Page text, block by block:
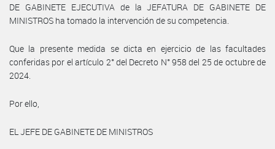
DE GABINETE EJECUTIVA de la JEFATURA DE GABINETE DE
MINISTROS ha tomado la intervención de su competencia.
Que la presente medida se dicta en ejercicio de las facultades
conferidas por el artículo 2° del Decreto N° 958 del 25 de octubre de
2024.
Por ello,
EL JEFE DE GABINETE DE MINISTROS